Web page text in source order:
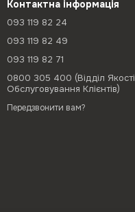
Контактна інформація
093 119 82 24
093 119 82 49
093 119 82 71
0800 305 400 (Відділ Якості
Обслуговування Клієнтів)
Передзвонити вам?